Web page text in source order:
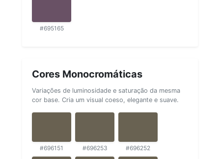
#695165
Cores Monocromáticas
Variações de luminosidade e saturação da mesma
cor base. Cria um visual coeso, elegante e suave.
#696151 #696253 #696252